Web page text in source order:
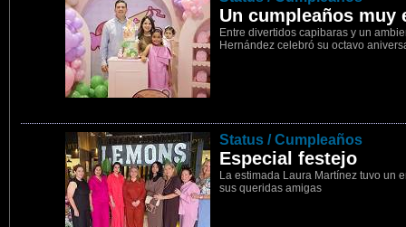
Un cumpleaños muy
Entre divertidos capibaras y un
Hernández celebró su octavo
Status / Cumpleaños
Especial festejo
La estimada Laura Martínez tuvo un
sus queridas amigas